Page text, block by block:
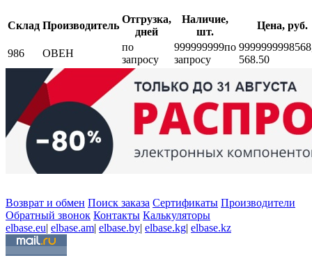
Склад Производитель
Отгрузка,
дней
Наличие,
шт.
Цена, руб.
986 ОВЕН
по
запросу
999999999по
запросу
999999999
568.50
Возврат и обмен Поиск заказа Сертификаты Производители
Обратный звонок Контакты Калькуляторы
elbase.eu| elbase.am| elbase.by| elbase.kg| elbase.kz